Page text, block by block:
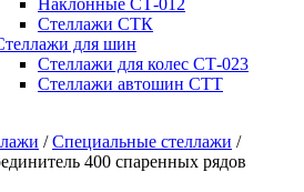
Наклонные СТ-012
Стеллажи СТК
для шин
Стеллажи для колес СТ-023
Стеллажи автошин СТТ
/Специальные стеллажи /
400 спаренных рядов